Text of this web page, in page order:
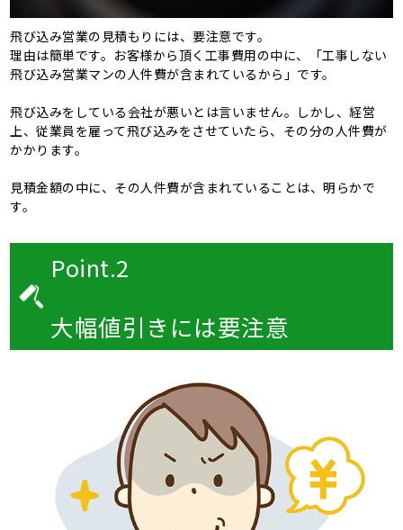
飛び込み営業の見積もりには、要注意です。
理由は簡単です。お客様から頂く工事費用の中に、「工事しない
飛び込み営業マンの人件費が含まれているから」です。
飛び込みをしている会社が悪いとは言いません。しかし、経営
上、従業員を雇って飛び込みをさせていたら、その分の人件費が
かかります。
見積金額の中に、その人件費が含まれていることは、明らかで
す。
Point.2
大幅値引きには要注意